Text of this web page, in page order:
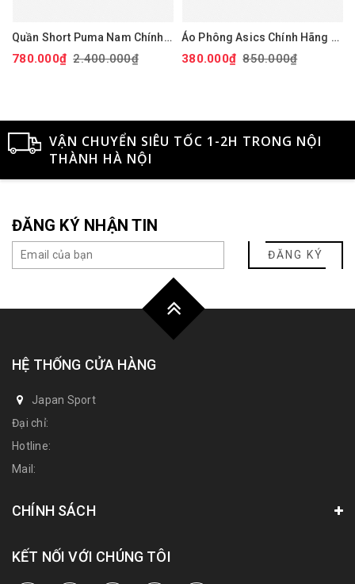
Quần Short Puma Nam Chính
Hãng - 101 Solid 9" Golf
Shorts - Màu đỏ | JapanSport
780.000₫ 2.400.000₫
Áo Phông Asics Chính Hãng -
Dry Printed Volleyball Jerseys
- Màu Đen | JapanSport
380.000₫ 850.000₫
VẬN CHUYỂN SIÊU TỐC 1-2H TRONG NỘI
THÀNH HÀ NỘI
ĐĂNG KÝ NHẬN TIN
ĐĂNG KÝ
HỆ THỐNG CỬA HÀNG
Japan Sport
Đại chỉ:
Hotline:
Mail:
CHÍNH SÁCH
KẾT NỐI VỚI CHÚNG TÔI